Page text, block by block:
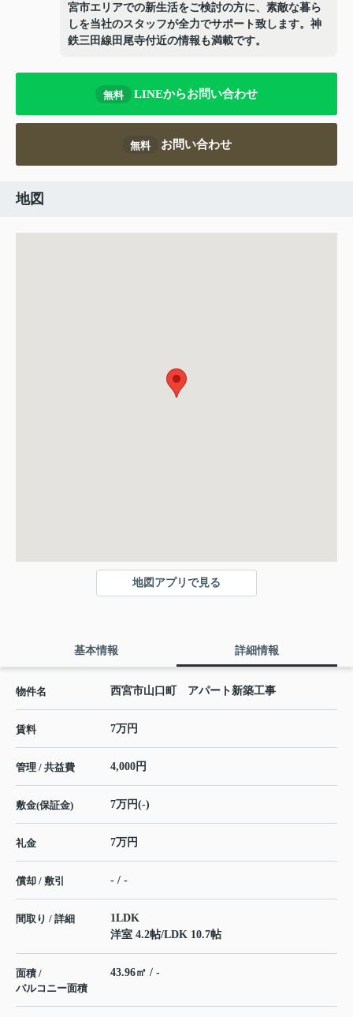
宮市エリアでの新生活をご検討の方に、素敵な暮ら
しを当社のスタッフが全力でサポート致します。神
鉄三田線田尾寺付近の情報も満載です。
無料 LINEからお問い合わせ
無料 お問い合わせ
地図
地図アプリで見る
基本情報 詳細情報
物件名 西宮市山口町 アパート新築工事
賃料 7万円
管理 / 共益費 4,000円
敷金(保証金) 7万円(-)
礼金 7万円
償却 / 敷引 - / -
間取り / 詳細
1LDK
洋室 4.2帖/LDK 10.7帖
面積 /
バルコニー面積
43.96㎡ / -